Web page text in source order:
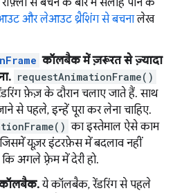
से बचने के बारे में सलाह पाने के
और लेआउट थ्रैशिंग से बचनालेख
कॉलबैक में ज़रूरत से ज़्यादा
requestAnimationFrame()
फ़ेज़ के दौरान चलाए जाते हैं. साथ
से पहले, इन्हें पूरा कर लेना चाहिए.
का इस्तेमाल ऐसे काम
यूज़र इंटरफ़ेस में बदलाव नहीं
अगले फ़्रेम में देरी हो.
ये कॉलबैक, रेंडरिंग से पहले